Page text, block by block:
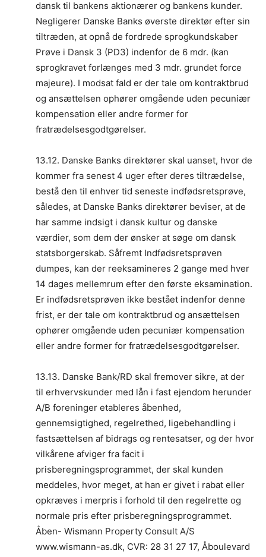
dansk til bankens aktionærer og bankens kunder.
Negligerer Danske Banks øverste direktør efter sin
tiltræden, at opnå de fordrede sprogkundskaber
Prøve i Dansk 3 (PD3) indenfor de 6 mdr. (kan
sprogkravet forlænges med 3 mdr. grundet force
majeure). I modsat fald er der tale om kontraktbrud
og ansættelsen ophører omgående uden pecuniær
kompensation eller andre former for
fratrædelsesgodtgørelser.
13.12. Danske Banks direktører skal uanset, hvor de
kommer fra senest 4 uger efter deres tiltrædelse,
bestå den til enhver tid seneste indfødsretsprøve,
således, at Danske Banks direktører beviser, at de
har samme indsigt i dansk kultur og danske
værdier, som dem der ønsker at søge om dansk
statsborgerskab. Såfremt Indfødsretsprøven
dumpes, kan der reeksamineres 2 gange med hver
14 dages mellemrum efter den første eksamination.
Er indfødsretsprøven ikke bestået indenfor denne
frist, er der tale om kontraktbrud og ansættelsen
ophører omgående uden pecuniær kompensation
eller andre former for fratrædelsesgodtgørelser.
13.13. Danske Bank/RD skal fremover sikre, at der
til erhvervskunder med lån i fast ejendom herunder
A/B foreninger etableres åbenhed,
gennemsigtighed, regelrethed, ligebehandling i
fastsættelsen af bidrags og rentesatser, og der hvor
vilkårene afviger fra facit i
prisberegningsprogrammet, der skal kunden
meddeles, hvor meget, at han er givet i rabat eller
opkræves i merpris i forhold til den regelrette og
normale pris efter prisberegningsprogrammet.
Åben- Wismann Property Consult A/S
www.wismann-as.dk, CVR: 28 31 27 17, Åboulevard